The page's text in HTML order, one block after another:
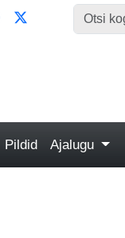
Pildid Ajalugu